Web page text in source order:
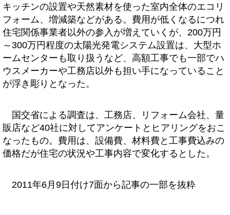
キッチンの設置や天然素材を使った室内全体のエコリ
フォーム、増減築などがある。費用が低くなるにつれ
住宅関係事業者以外の参入が増えていくが、200万円
～300万円程度の太陽光発電システム設置は、大型ホ
ームセンターも取り扱うなど、高額工事でも一部でハ
ウスメーカーや工務店以外も担い手になっていること
が浮き彫りとなった。
国交省による調査は、工務店、リフォーム会社、量
販店など40社に対してアンケートとヒアリングをおこ
なったもの。費用は、設備費、材料費と工事費込みの
価格だが住宅の状況や工事内容で変化するとした。
2011年6月9日付け7面から記事の一部を抜粋